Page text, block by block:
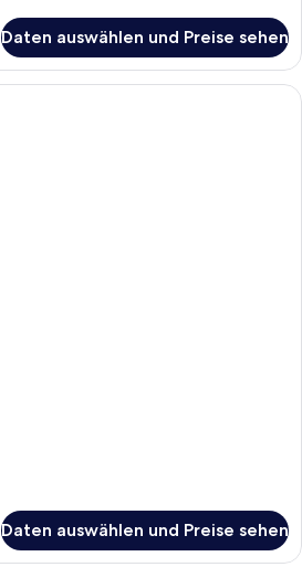
Daten auswählen und Preise sehen
Daten auswählen und Preise sehen